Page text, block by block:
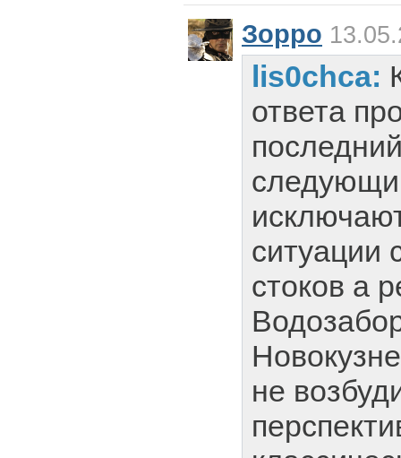
Зорро
lis0chca:
ответа
ситуации
стоков а
не